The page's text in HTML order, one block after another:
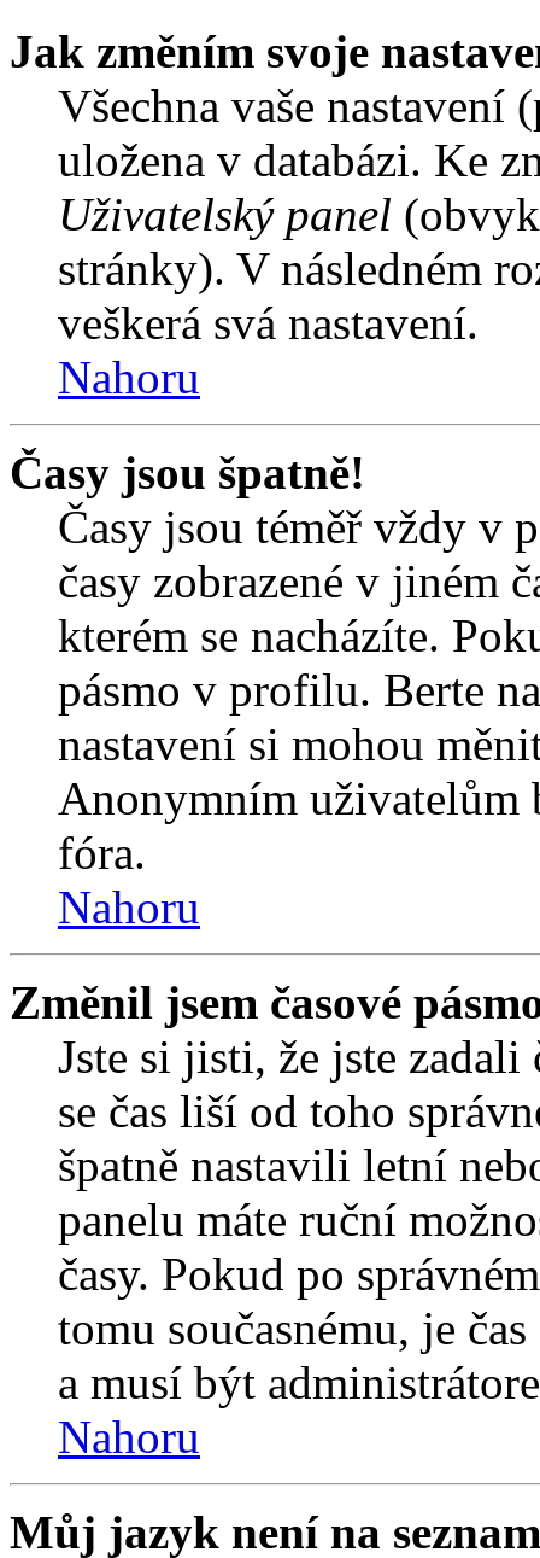
Jak změním svoje
Všechna vaše
uložena v databázi. Ke
Uživatelský panel
stránky). V následném
veškerá svá nastavení.
Nahoru
Časy jsou špatně!
Časy jsou téměř vždy v
časy zobrazené v jiném
kterém se nacházíte.
pásmo v profilu. Berte
nastavení si mohou
Anonymním uživatelům
fóra.
Nahoru
Změnil jsem časové
Jste si jisti, že jste zadali
se čas liší od toho
špatně nastavili letní
panelu máte ruční
časy. Pokud po
tomu současnému, je
a musí být
Nahoru
Můj jazyk není na